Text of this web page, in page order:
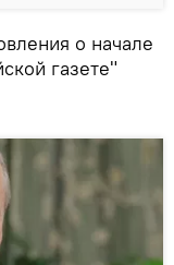
о начале
газете"